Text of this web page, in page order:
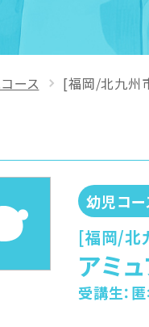
ース [福岡/北九州
幼児コー
[福岡/北
アミ
受講生：